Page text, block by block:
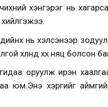
хэнгэрэг нь
нь хэлсэнээр
хөлөндөө хөх няц болсон
оруулж ирэн
юм.Энэ хэргийг